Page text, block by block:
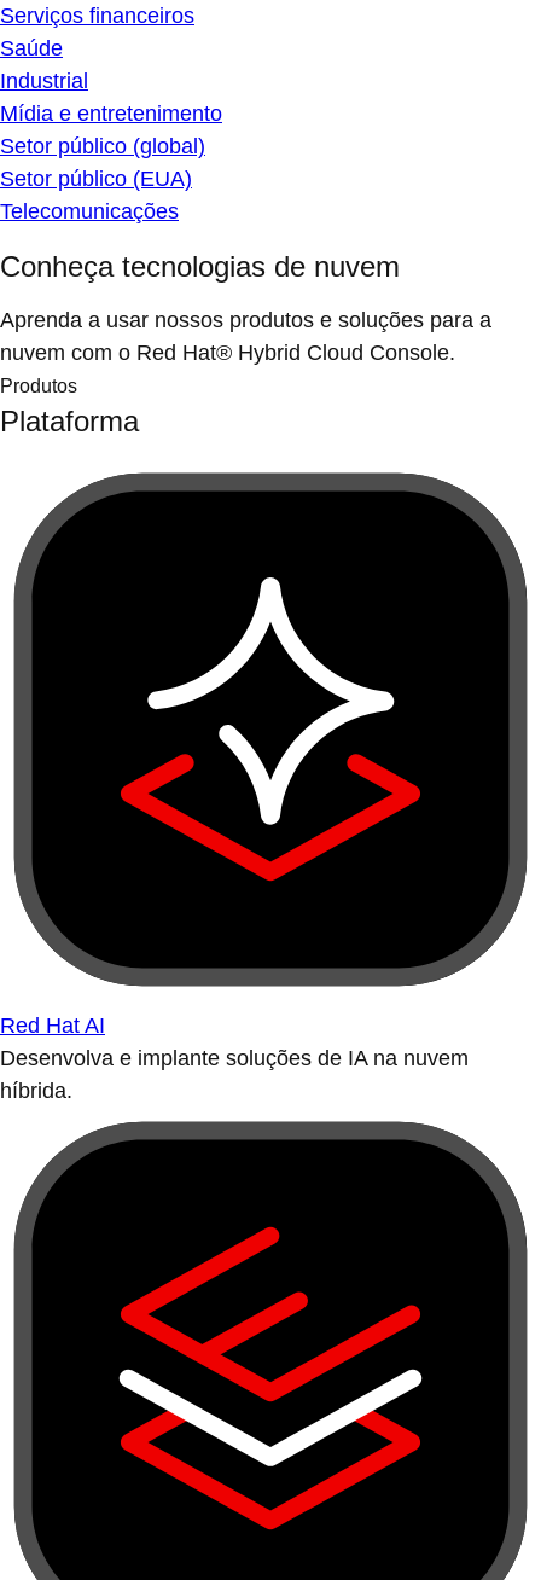
Serviços financeiros
Saúde
Industrial
Mídia e entretenimento
Setor público (global)
Setor público (EUA)
Telecomunicações
Conheça tecnologias de nuvem
Aprenda a usar nossos produtos e soluções para a
nuvem com o Red Hat® Hybrid Cloud Console.
Produtos
Plataforma
Red Hat AI
Desenvolva e implante soluções de IA na nuvem
híbrida.